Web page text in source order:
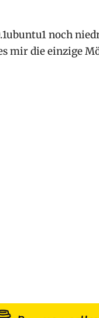
noch
mir die einzige